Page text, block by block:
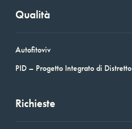
Qualità
Autofitoviv
PID – Progetto Integrato di Distretto
Richieste